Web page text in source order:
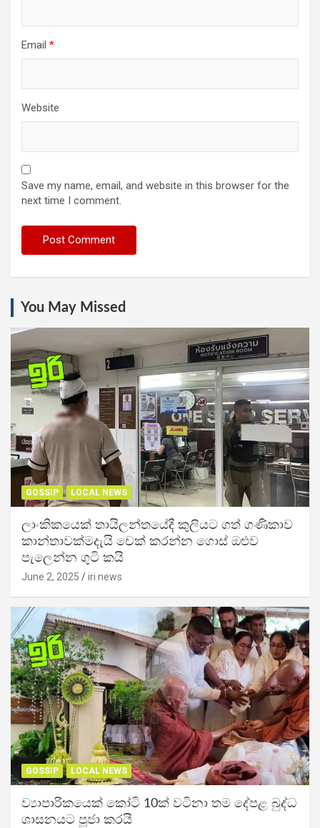
Email *
Website
Save my name, email, and website in this browser for the
next time I comment.
You May Missed
GOSSIP LOCAL NEWS
ලාංකිකයෙක් තායිලන්තයේදී කුලියට ගත් ගණිකාව
කාන්තාවක්මදැයි චෙක් කරන්න ගොස් ඔළුව
පැලෙන්න ගුටි කයි
June 2, 2025 iri news
GOSSIP LOCAL NEWS
ව්‍යාපාරිකයෙක් කෝටි 10ක් වටිනා තම දේපළ බුද්ධ
ශාසනයට පූජා කරයි